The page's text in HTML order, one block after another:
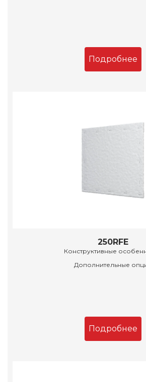
Подробнее
250RFE
Конструктивные
Дополнительные
Подробнее